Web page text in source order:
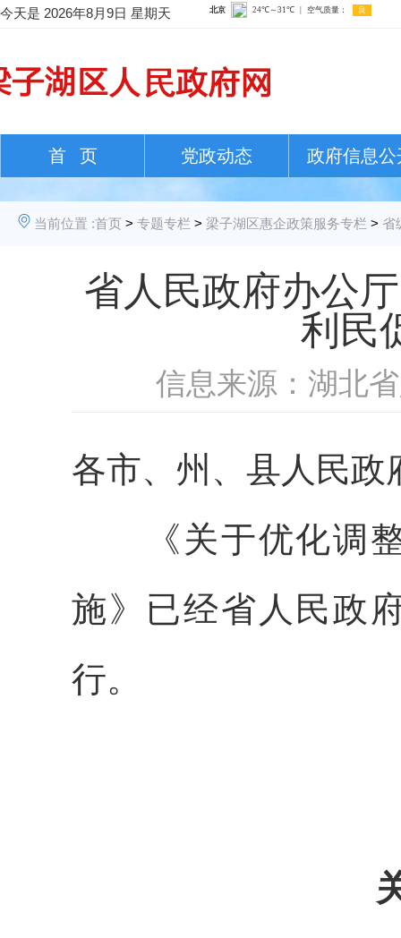
今天是 2026年8月9日 星期天
首 页 党政动态 政府信息公
当前位置 :首页 > 专题专栏 > 梁子湖区惠企政策服务专栏 > 省
省人民政府办公
利民
信息来源：湖北
各市、州、县人民政
《关于优化调整
施》已经省人民政
行。